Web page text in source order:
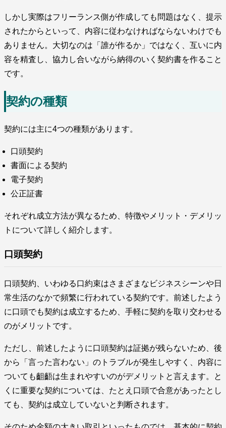
しかし実際はフリーランス側が作成しても問題はなく、提示
されたからといって、内容に従わなければならないわけでも
ありません。大切なのは「誰が作るか」ではなく、互いに内
容を精査し、協力し合いながら納得のいく契約書を作ること
です。
契約の種類
契約には主に4つの種類があります。
口頭契約
書面による契約
電子契約
公正証書
それぞれ成立方法が異なるため、特徴やメリット・デメリッ
トについて詳しく紹介します。
口頭契約
口頭契約、いわゆる口約束はさまざまなビジネスシーンや日
常生活のなかで頻繁に行われている契約です。前述したよう
に口頭でも契約は成立するため、手軽に契約を取り交わせる
のがメリットです。
ただし、前述したように口頭契約は証拠が残らないため、後
から「言った言わない」のトラブルが発生しやすく、内容に
ついても齟齬は生まれやすいのがデメリットと言えます。と
くに重要な契約については、たとえ口頭で合意があったとし
ても、契約は成立していないと判断されます。